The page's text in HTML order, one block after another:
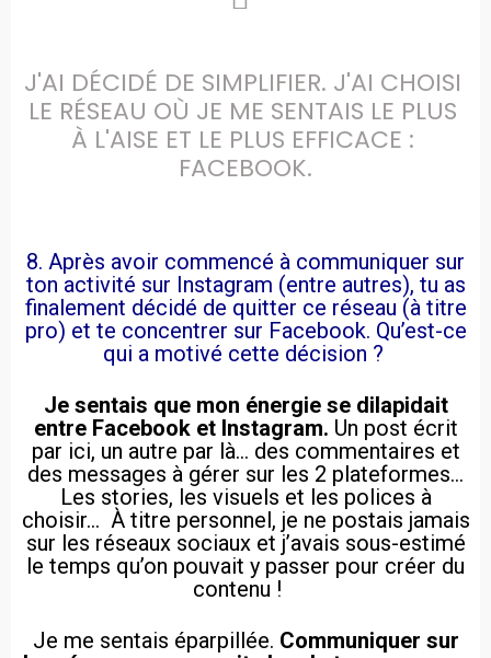
J'AI DÉCIDÉ DE SIMPLIFIER. J'AI CHOISI
LE RÉSEAU OÙ JE ME SENTAIS LE PLUS
À L'AISE ET LE PLUS EFFICACE :
FACEBOOK.
8. Après avoir commencé à communiquer sur
ton activité sur Instagram (entre autres), tu as
finalement décidé de quitter ce réseau (à titre
pro) et te concentrer sur Facebook. Qu’est-ce
qui a motivé cette décision ?
Je sentais que mon énergie se dilapidait
entre Facebook et Instagram. Un post écrit
par ici, un autre par là… des commentaires et
des messages à gérer sur les 2 plateformes…
Les stories, les visuels et les polices à
choisir… À titre personnel, je ne postais jamais
sur les réseaux sociaux et j’avais sous-estimé
le temps qu’on pouvait y passer pour créer du
contenu !
Je me sentais éparpillée. Communiquer sur